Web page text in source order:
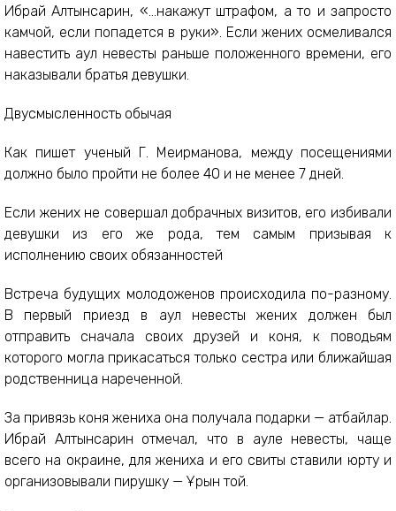
Ибрай Алтынсарин, «…накажут штрафом, а то и запросто
камчой, если попадется в руки». Если жених осмеливался
навестить аул невесты раньше положенного времени, его
наказывали братья девушки.
Двусмысленность обычая
Как пишет ученый Г. Меирманова, между посещениями
должно было пройти не более 40 и не менее 7 дней.
Если жених не совершал добрачных визитов, его избивали
девушки из его же рода, тем самым призывая к
исполнению своих обязанностей
Встреча будущих молодоженов происходила по-разному.
В первый приезд в аул невесты жених должен был
отправить сначала своих друзей и коня, к поводьям
которого могла прикасаться только сестра или ближайшая
родственница нареченной.
За привязь коня жениха она получала подарки — атбайлар.
Ибрай Алтынсарин отмечал, что в ауле невесты, чаще
всего на окраине, для жениха и его свиты ставили юрту и
организовывали пирушку — Ұрын той.